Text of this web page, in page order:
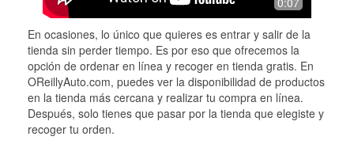
En ocasiones, lo único que quieres es entrar y salir de la
tienda sin perder tiempo. Es por eso que ofrecemos la
opción de ordenar en línea y recoger en tienda gratis. En
OReillyAuto.com, puedes ver la disponibilidad de productos
en la tienda más cercana y realizar tu compra en línea.
Después, solo tienes que pasar por la tienda que elegiste y
recoger tu orden.